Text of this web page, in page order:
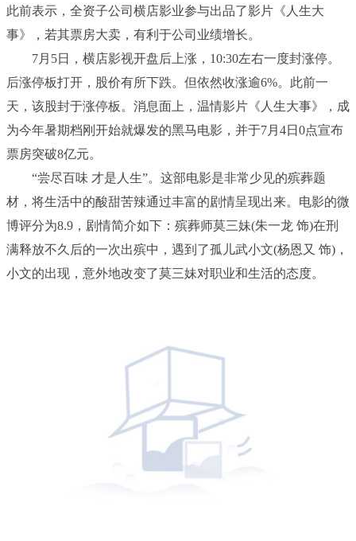
此前表示，全资子公司横店影业参与出品了影片《人生大
事》，若其票房大卖，有利于公司业绩增长。
7月5日，横店影视开盘后上涨，10:30左右一度封涨停。
后涨停板打开，股价有所下跌。但依然收涨逾6%。此前一
天，该股封于涨停板。消息面上，温情影片《人生大事》，成
为今年暑期档刚开始就爆发的黑马电影，并于7月4日0点宣布
票房突破8亿元。
“尝尽百味 才是人生”。这部电影是非常少见的殡葬题
材，将生活中的酸甜苦辣通过丰富的剧情呈现出来。电影的微
博评分为8.9，剧情简介如下：殡葬师莫三妹(朱一龙 饰)在刑
满释放不久后的一次出殡中，遇到了孤儿武小文(杨恩又 饰)，
小文的出现，意外地改变了莫三妹对职业和生活的态度。